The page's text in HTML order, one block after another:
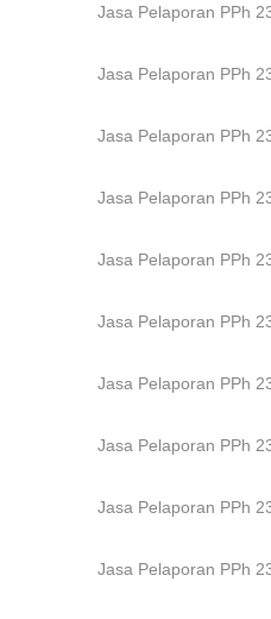
Jasa Pelaporan PPh
Jasa Pelaporan PPh
Jasa Pelaporan PPh
Jasa Pelaporan PPh
Jasa Pelaporan PPh
Jasa Pelaporan PPh
Jasa Pelaporan PPh
Jasa Pelaporan PPh
Jasa Pelaporan PPh
Jasa Pelaporan PPh